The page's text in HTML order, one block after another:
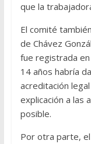
que la
El comité
de Chávez
fue registrada
14 años habría
acreditación
explicación a las
posible.
Por otra parte,